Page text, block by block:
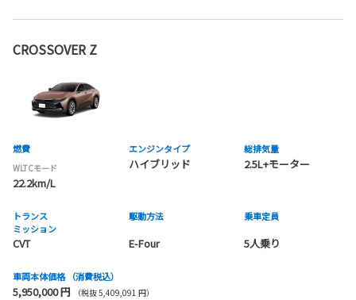
CROSSOVER Z
燃費
WLTCモード
22.2km/L
エンジンタイプ
ハイブリッド
総排気量
2.5L+モーター
トランス
ミッション
CVT
駆動方法
E-Four
乗車定員
5人乗り
車両本体価格 （消費税込）
5,950,000 円 （税抜 5,409,091 円）